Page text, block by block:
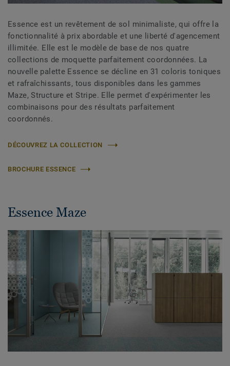
Essence est un revêtement de sol minimaliste, qui offre la
fonctionnalité à prix abordable et une liberté d'agencement
illimitée. Elle est le modèle de base de nos quatre
collections de moquette parfaitement coordonnées. La
nouvelle palette Essence se décline en 31 coloris toniques
et rafraîchissants, tous disponibles dans les gammes
Maze, Structure et Stripe. Elle permet d'expérimenter les
combinaisons pour des résultats parfaitement
coordonnés.
DÉCOUVREZ LA COLLECTION
BROCHURE ESSENCE
Essence Maze